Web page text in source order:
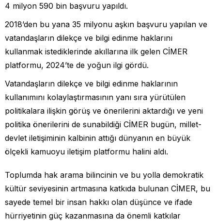
4 milyon 590 bin başvuru yapıldı.
2018’den bu yana 35 milyonu aşkın başvuru yapılan ve
vatandaşların dilekçe ve bilgi edinme haklarını
kullanmak istediklerinde akıllarına ilk gelen CİMER
platformu, 2024’te de yoğun ilgi gördü.
Vatandaşların dilekçe ve bilgi edinme haklarının
kullanımını kolaylaştırmasının yanı sıra yürütülen
politikalara ilişkin görüş ve önerilerini aktardığı ve yeni
politika önerilerini de sunabildiği CİMER bugün, millet-
devlet iletişiminin kalbinin attığı dünyanın en büyük
ölçekli kamuoyu iletişim platformu halini aldı.
Toplumda hak arama bilincinin ve bu yolla demokratik
kültür seviyesinin artmasına katkıda bulunan CİMER, bu
sayede temel bir insan hakkı olan düşünce ve ifade
hürriyetinin güç kazanmasına da önemli katkılar